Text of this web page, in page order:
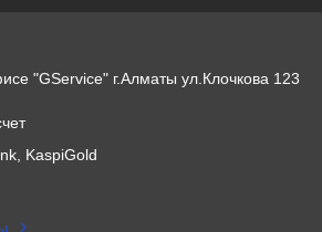
"GService" г.Алматы ул.Клочкова 123
KaspiGold